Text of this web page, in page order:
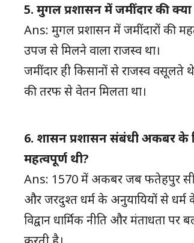
5. मुगल प्रशासन में जमींदार की
Ans: मुगल प्रशासन में जमींदारों की
उपज से मिलने वाला राजस्व था।
जमींदार ही किसानों से राजस्व
की तरफ से वेतन मिलता था।
6. शासन प्रशासन संबंधी अकबर के
महत्वपूर्ण थी?
Ans: 1570 में अकबर जब फतेहपुर
और जरदुश्त धर्म के अनुयायियों से धर्म
विद्वान धार्मिक नीति और मंताधता